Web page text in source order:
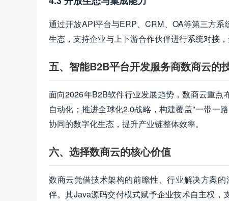
通过开放API平台与ERP、CRM、OA等第三方
生态，支持企业与上下游合作伙伴进行系统对接，
五、智能B2B平台开发服务商数商云的
面向2026年B2B软件行业发展趋势，数商云重
自动化；推进全球化2.0战略，构建覆盖"一带一
协同的数字化生态，提升产业链整体效率。
六、选择数商云的核心价值
数商云凭借技术架构的前瞻性、行业解决方案
伴。其Java源码交付模式赋予企业技术自主权